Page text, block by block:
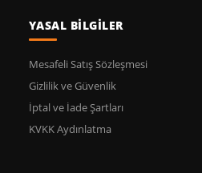
YASAL BİLGİLER
Mesafeli Satış Sözleşmesi
Gizlilik ve Güvenlik
İptal ve İade Şartları
KVKK Aydınlatma